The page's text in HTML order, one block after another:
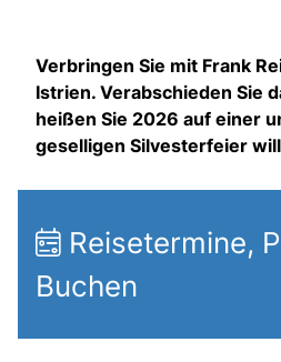
Deutschland
Verbringen Sie mit Frank
Istrien. Verabschieden Sie
heißen Sie 2026 auf einer
geselligen Silvesterfeier
Reisetermine,
Buchen